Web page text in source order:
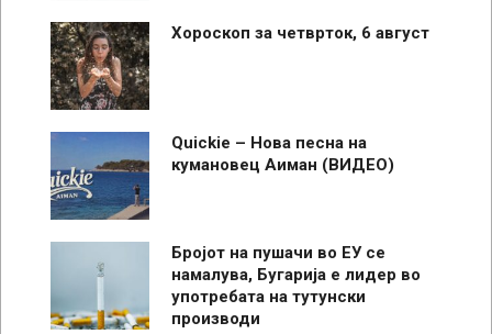
Хороскоп за четврток, 6 август
Quickie – Нова песна на
кумановец Аиман (ВИДЕО)
Бројот на пушачи во ЕУ се
намалува, Бугарија е лидер во
употребата на тутунски
производи